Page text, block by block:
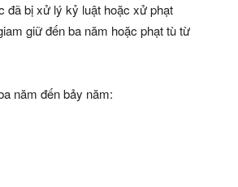
đã bị xử lý kỷ luật hoặc xử phạt
giữ đến ba năm hoặc phạt tù từ
năm đến bảy năm: